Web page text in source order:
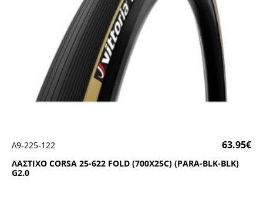
ΛΑΣΤΙΧΟ CΟRSΑ 25-622 FΟLD (700Χ25C) (ΡΑRΑ-ΒLΚ-ΒLΚ)
G2.0
Λ9-225-122 63.95€